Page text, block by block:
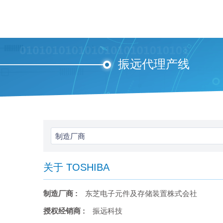
振远代理产线
制造厂商
关于 TOSHIBA
制造厂商 : 东芝电子元件及存储装置株式会社
授权经销商 : 振远科技